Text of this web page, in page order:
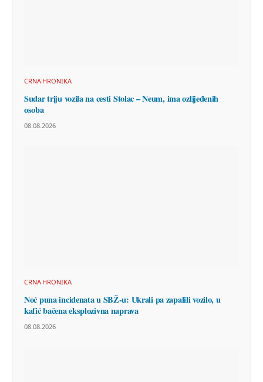
CRNA HRONIKA
Sudar triju vozila na cesti Stolac – Neum, ima ozlijeđenih
osoba
08.08.2026
CRNA HRONIKA
Noć puna incidenata u SBŽ-u: Ukrali pa zapalili vozilo, u
kafić bačena eksplozivna naprava
08.08.2026